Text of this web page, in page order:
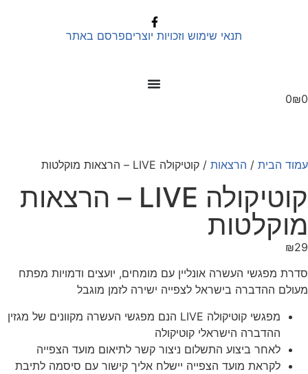
תנאי שימוש וזכויות יוצריםפרסם באתר
₪0
0
עמוד הבית/ הרצאות/ קוטיקולה LIVE – הרצאות מוקלטות
קוטיקולה LIVE – הרצאות
מוקלטות
₪29
סדרת מפגשי העשרה אונליין עם מומחים, יועצים ודמויות מפתח
מעולם ההדברה בישראל לצפייה ישירה לזמן מוגבל
מפגשי קוטיקולה LIVE הנם מפגשי העשרה מקוונים של מגזין
ההדברה הישראלי קוטיקולה
לאחר ביצוע התשלום ניצור קשר לתיאום מועד הצפייה
לקראת מועד הצפייה יישלח אליך קישור עם סיסמה לתיבת